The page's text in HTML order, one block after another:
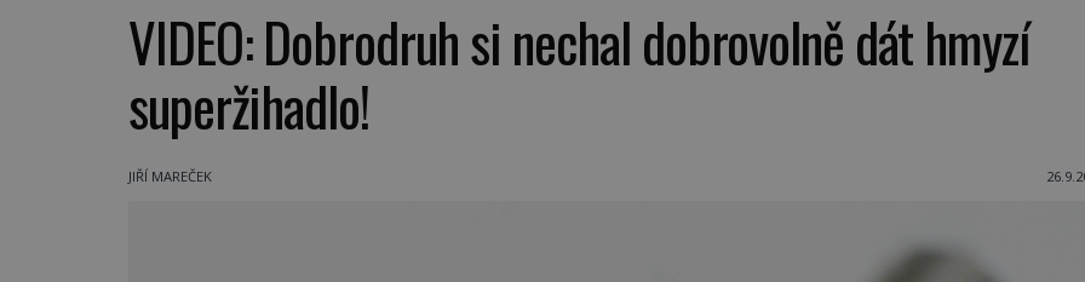
VIDEO: Dobrodruh si nechal dobrovolně dát hmyzí
superžihadlo!
JIŘÍ MAREČEK